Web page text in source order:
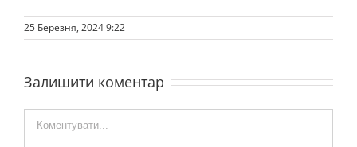
25 Березня, 2024 9:22
Залишити коментар